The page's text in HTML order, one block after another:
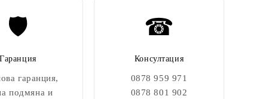
🛡️
Гаранция
гаранция,
подмяна и
☎
Консултация
0878 959 971
0878 801 902